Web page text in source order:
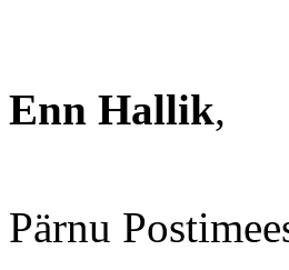
Enn Hallik,
Pärnu